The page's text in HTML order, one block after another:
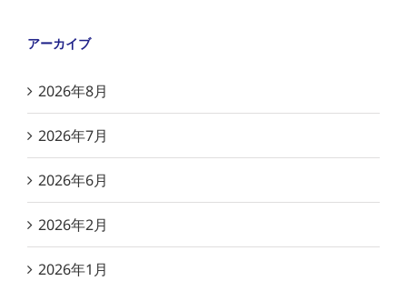
アーカイブ
2026年8月
2026年7月
2026年6月
2026年2月
2026年1月